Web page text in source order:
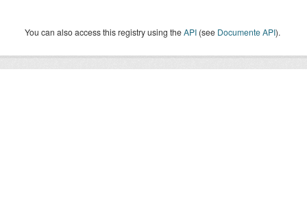
You can also access this registry using theAPI (see Documente API).